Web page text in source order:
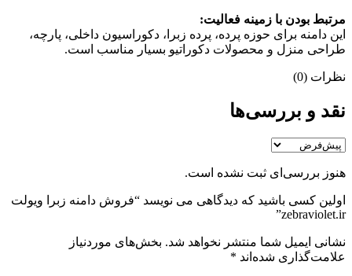
مرتبط بودن با زمینه فعالیت:
این دامنه برای حوزه پرده، پرده زبرا، دکوراسیون داخلی، پارچه،
طراحی منزل و محصولات دکوراتیو بسیار مناسب است.
نظرات (0)
نقد و بررسی‌ها
هنوز بررسی‌ای ثبت نشده است.
اولین کسی باشید که دیدگاهی می نویسد “فروش دامنه زبرا ویولت
zebraviolet.ir”
نشانی ایمیل شما منتشر نخواهد شد. بخش‌های موردنیاز
علامت‌گذاری شده‌اند *